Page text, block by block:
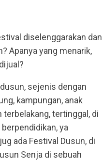
diselenggarakan dan
Apanya yang menarik,
sejenis dengan
kampungan, anak
terbelakang, tertinggal, di
ya
ada Festival Dusun, di
Senja di sebuah